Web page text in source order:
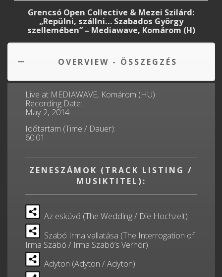
Grencsó Open Collective & Mezei Szilárd:
„Repülni, szállni… Szabados György
szellemében” – Mediawave, Komárom (H)
OVERVIEW - ÖSSZEGZÉS
Live at MEDIAWAVE, Komárom (HU)
Recording Date:
May 2, 2014
Időtartam (Time / Dauer):
60:01
ZENESZÁMOK (TRACK LISTING /
MUSIKTITEL):
Az esküvő (The Wedding / Die Hochzeit)
Szabó Irma vallatása (The Interrogation of
Irma Szabó / Irma Szabó’s Verhör)
Adyton (Adyton / Adyton)